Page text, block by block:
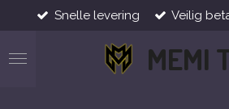
direct
naar
MEMI
Snelle levering Veilig